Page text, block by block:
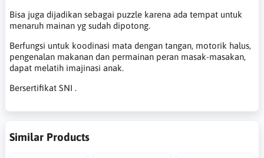
Bisa juga dijadikan sebagai puzzle karena ada tempat untuk
menaruh mainan yg sudah dipotong.
Berfungsi untuk koodinasi mata dengan tangan, motorik halus,
pengenalan makanan dan permainan peran masak-masakan,
dapat melatih imajinasi anak.
Bersertifikat SNI .
Similar Products